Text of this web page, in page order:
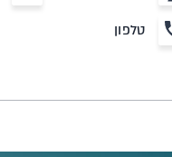
טלפון